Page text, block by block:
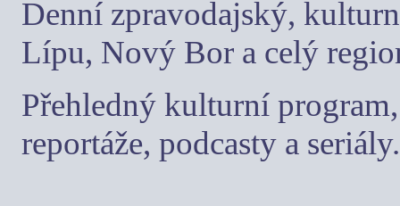
Denní zpravodajský,
Lípu, Nový Bor a celý
Přehledný kulturní
reportáže, podcasty a seriály.